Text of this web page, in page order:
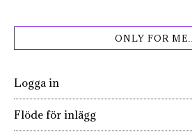
ONLY FOR ME…
Logga in
Flöde för inlägg